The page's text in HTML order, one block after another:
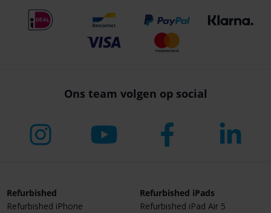
Ons team volgen op social
Refurbished
Refurbished iPhone
Refurbished iPads
Refurbished iPad Air 5